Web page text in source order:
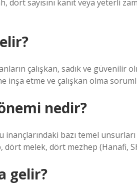
sayısını kanıt veya yeterli
çalışkan, sadık ve güvenilir
inşa etme ve çalışkan olma
nedir?
inançlarındaki bazı temel
melek, dört mezhep (Hanafi,
gelir?